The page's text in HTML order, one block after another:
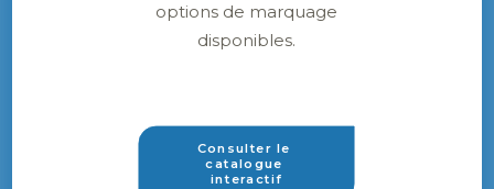
options de marquage
disponibles.
Consulter le
catalogue
interactif